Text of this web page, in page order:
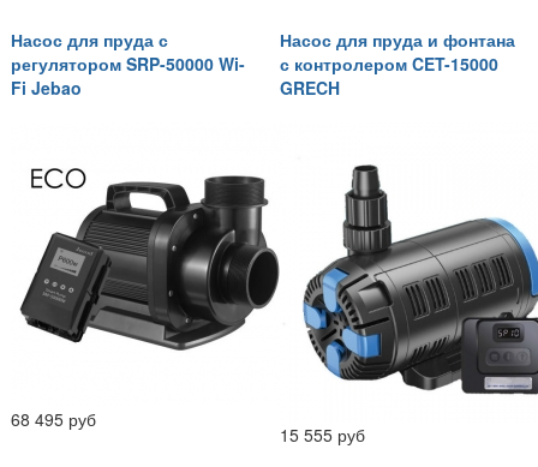
Насос для пруда с
регулятором SRP-50000 Wi-
Fi Jebao
68 495 руб
Насос для пруда и фонтана
с контролером CET-15000
GRECH
15 555 руб